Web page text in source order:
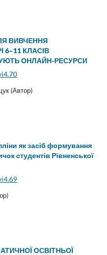
ВИВЧЕННЯ
КЛАСІВ
ОНЛАЙН-РЕСУРСИ
(Автор)
як засіб формування
студентів Рівненської
ОСВІТНЬОЇ